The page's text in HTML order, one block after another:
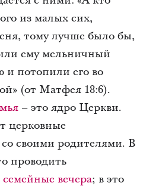
из малых сих,
тому лучше было бы,
ему мельничный
потопили его во
(от Матфея 18:6).
– это ядро Церкви.
церковные
своими родителями. В
проводить
семейные вечера; в это